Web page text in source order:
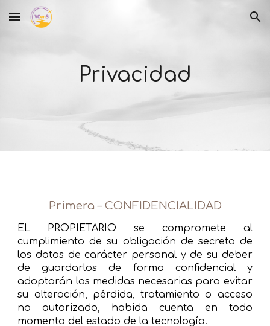
Skip to main content Skip to navigation
Privacidad
Primera – CONFIDENCIALIDAD
EL PROPIETARIO se compromete al
cumplimiento de su obligación de secreto de
los datos de carácter personal y de su deber
de guardarlos de forma confidencial y
adoptarán las medidas necesarias para evitar
su alteración, pérdida, tratamiento o acceso
no autorizado, habida cuenta en todo
momento del estado de la tecnología.